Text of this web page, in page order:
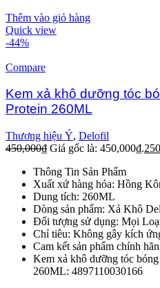
Thêm vào giỏ hàng
Quick view
-44%
Compare
Kem xả khô dưỡng tóc
Protein 260ML
Thương hiệu Ý, Delofil
450,000₫ Giá gốc là: 450,000₫.
Thông Tin Sản Phẩm
Xuất xứ hàng hóa: Hồng
Dung tích: 260ML
Dòng sản phẩm: Xả Khô
Đối tượng sử dụng: Mọi
Chỉ tiêu: Không gây kích
Cam kết sản phẩm chính
Kem xả khô dưỡng tóc
260ML: 4897110030166